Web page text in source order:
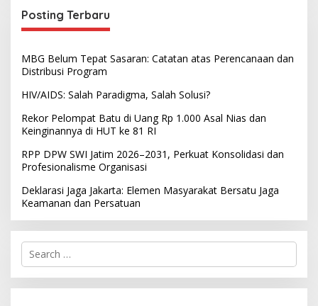
Posting Terbaru
MBG Belum Tepat Sasaran: Catatan atas Perencanaan dan
Distribusi Program
HIV/AIDS: Salah Paradigma, Salah Solusi?
Rekor Pelompat Batu di Uang Rp 1.000 Asal Nias dan
Keinginannya di HUT ke 81 RI
RPP DPW SWI Jatim 2026–2031, Perkuat Konsolidasi dan
Profesionalisme Organisasi
Deklarasi Jaga Jakarta: Elemen Masyarakat Bersatu Jaga
Keamanan dan Persatuan
S
r